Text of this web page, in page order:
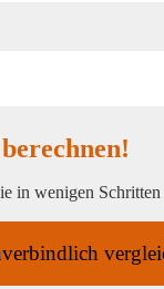
in wenigen